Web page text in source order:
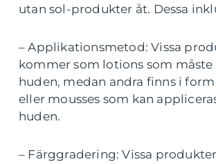
utan sol-produkter åt. Dessa
– Applikationsmetod: Vissa
kommer som lotions som måste
huden, medan andra finns i form
eller mousses som kan
huden.
– Färggradering: Vissa